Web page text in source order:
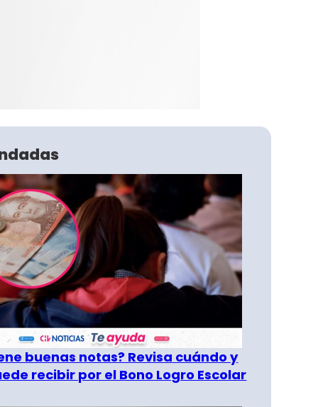
buenas notas? Revisa cuándo y
recibir por el Bono Logro Escolar